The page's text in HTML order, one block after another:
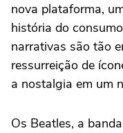
nova plataforma,
história do
narrativas são tão
ressurreição de
a nostalgia em um
Os Beatles, a